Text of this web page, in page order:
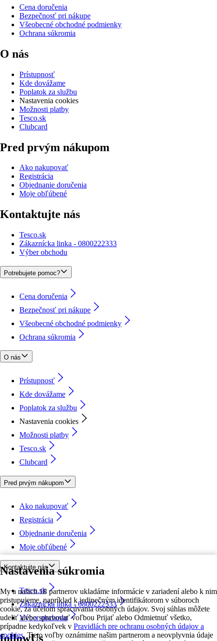
Nastavenia súkromia
My a našich 18 partnerov ukladáme informácie v zariadení alebo k nim
pristupujeme, napríklad k jedinečným identifikátorom v súboroch
cookie, za účelom spracúvania osobných údajov. Svoj súhlas môžete
udeliť alebo spravovať voľbou Prijať alebo Odmietnuť všetko,
prípadne kedykoľvek v Pravidlách pre ochranu osobných údajov a
cookies. Tieto voľby oznámime našim partnerom a neovplyvnia údaje
Cena doručenia
Bezpečnosť pri nákupe
Všeobecné obchodné podmienky
Ochrana súkromia
O nás
Prístupnosť
Kde dovážame
Poplatok za službu
Nastavenia cookies
Možnosti platby
Tesco.sk
Clubcard
Pred prvým nákupom
Ako nakupovať
Registrácia
Objednanie doručenia
Moje obľúbené
Kontaktujte nás
Tesco.sk
Zákaznícka linka - 0800222333
Výber obchodu
Potrebujete pomoc?
Cena doručenia
Bezpečnosť pri nákupe
Všeobecné obchodné podmienky
Ochrana súkromia
O nás
Prístupnosť
Kde dovážame
Poplatok za službu
Nastavenia cookies
Možnosti platby
Tesco.sk
Clubcard
Pred prvým nákupom
Ako nakupovať
Registrácia
Objednanie doručenia
Moje obľúbené
Kontaktujte nás
Tesco.sk
Zákaznícka linka - 0800222333
Výber obchodu
followUs